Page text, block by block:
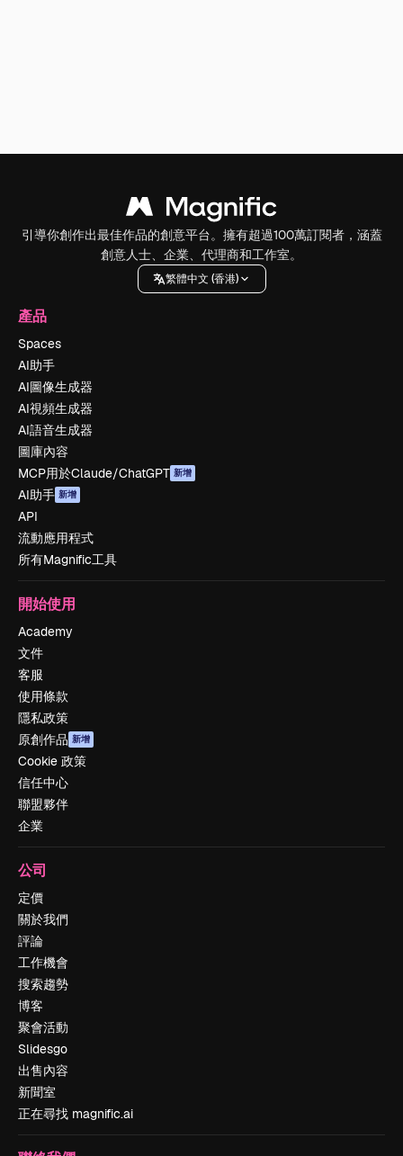
引導你創作出最佳作品的創意平台。擁有超過100萬訂閱者，涵蓋
創意人士、企業、代理商和工作室。
繁體中文 (香港)
產品
Spaces
AI助手
AI圖像生成器
AI視頻生成器
AI語音生成器
圖庫內容
MCP用於Claude/ChatGPT 新增
AI助手 新增
API
流動應用程式
所有Magnific工具
開始使用
Academy
文件
客服
使用條款
隱私政策
原創作品 新增
Cookie 政策
信任中心
聯盟夥伴
企業
公司
定價
關於我們
評論
工作機會
搜索趨勢
博客
聚會活動
Slidesgo
出售內容
新聞室
正在尋找 magnific.ai